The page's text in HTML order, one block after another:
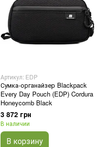
Артикул: EDP
Сумка-органайзер Blackpack
Every Day Pouch (EDP) Cordura
Honeycomb Black
3 872 грн
В наличии
В корзину